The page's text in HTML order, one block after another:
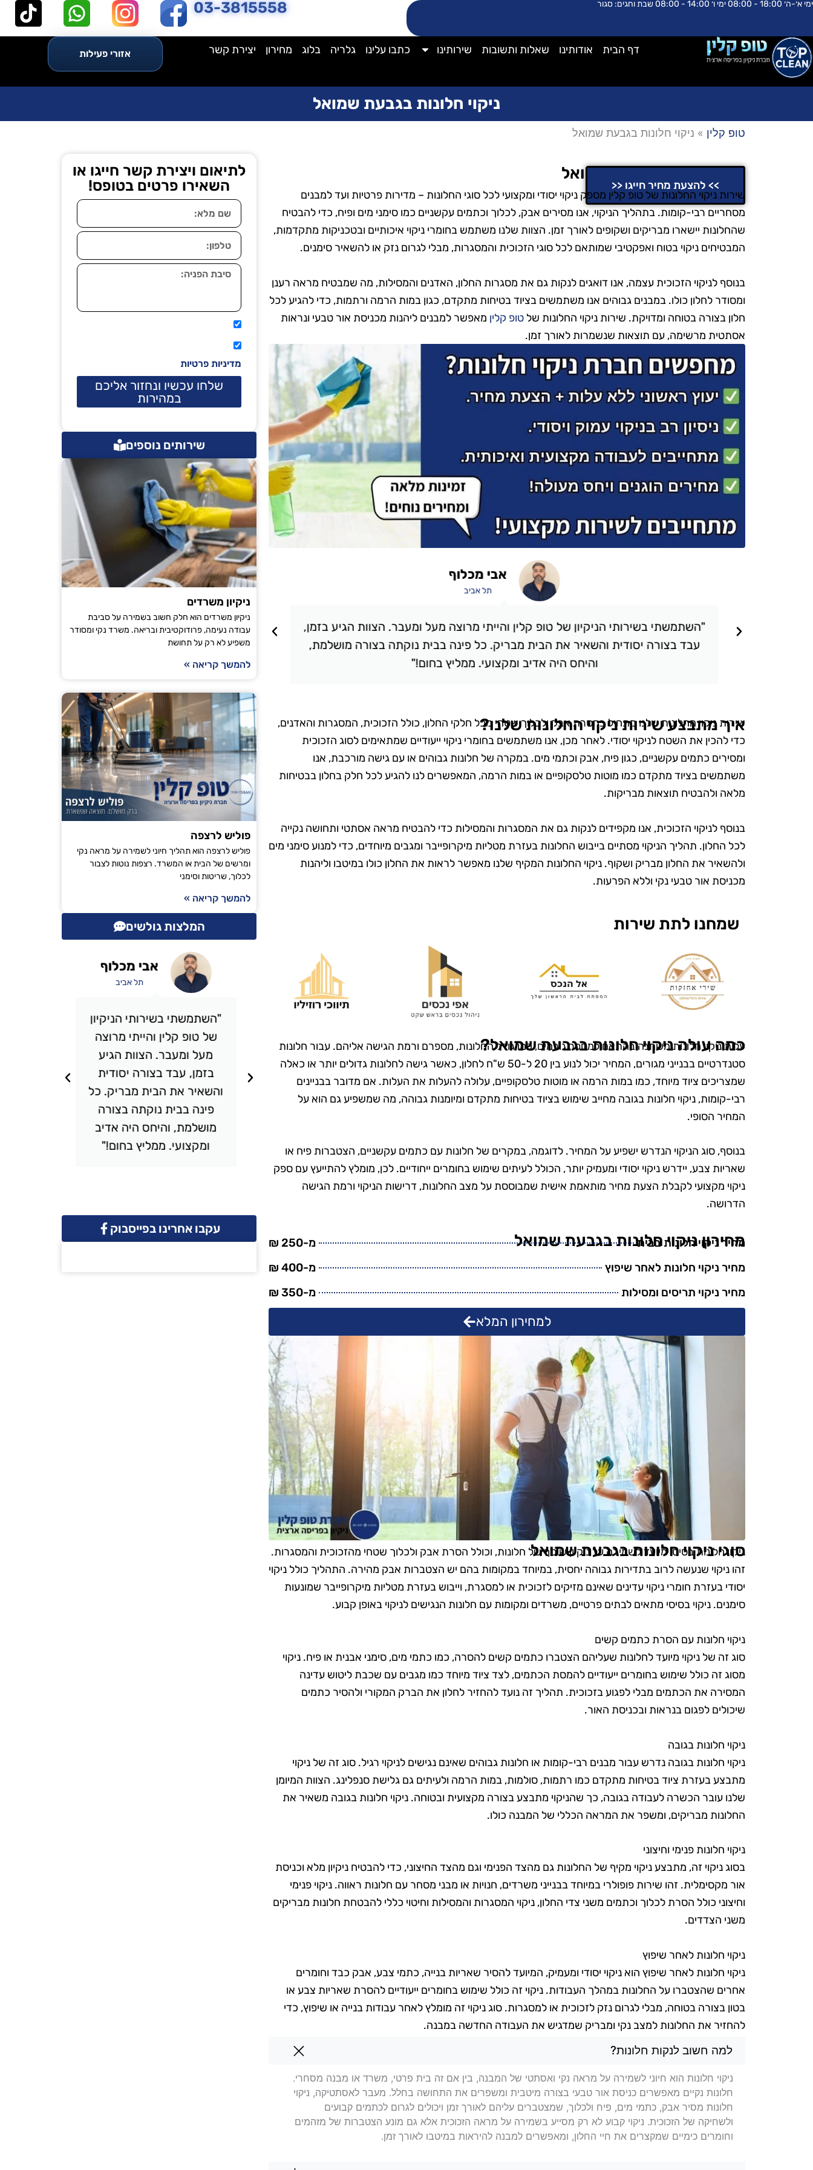
לתוכן
דילוג
ימי א׳-ה׳ 18:00 - 08:00 ימי ו׳ 14:00 - 08:00 שבת וחגים: סגור 03-3815558
דף הבית אודותינו שאלות ותשובות שירותינו כתבו עלינו גלריה בלוג מחירון יצירת קשר אזורי פעילות
ניקוי חלונות בגבעת שמואל
טופ קלין » ניקוי חלונות בגבעת שמואל
ניקוי חלונות בגבעת שמואל
>> להצעת מחיר חייגו <<
שירות ניקוי החלונות של טופ קלין מספק ניקוי יסודי ומקצועי לכל סוגי החלונות – מדירות פרטיות ועד למבנים
מסחריים רבי-קומות. בתהליך הניקוי, אנו מסירים אבק, לכלוך וכתמים עקשניים כמו סימני מים ופיח, כדי להבטיח
שהחלונות יישארו מבריקים ושקופים לאורך זמן. הצוות שלנו משתמש בחומרי ניקוי איכותיים ובטכניקות מתקדמות,
המבטיחים ניקוי בטוח ואפקטיבי שמותאם לכל סוגי הזכוכית והמסגרות, מבלי לגרום נזק או להשאיר סימנים.
בנוסף לניקוי הזכוכית עצמה, אנו דואגים לנקות גם את מסגרות החלון, האדנים והמסילות, מה שמבטיח מראה רענן
ומסודר לחלון כולו. במבנים גבוהים אנו משתמשים בציוד בטיחות מתקדם, כגון במות הרמה ורתמות, כדי להגיע לכל
חלון בצורה בטוחה ומדויקת. שירות ניקוי החלונות של טופ קלין מאפשר למבנים ליהנות מכניסת אור טבעי ונראות
אסתטית מרשימה, עם תוצאות שנשמרות לאורך זמן.
"השתמשתי בשירותי הניקיון של טופ קלין והייתי מרוצה מעל ומעבר. הצוות הגיע בזמן,
עבד בצורה יסודית והשאיר את הבית מבריק. כל פינה בבית נוקתה בצורה מושלמת,
והיחס היה אדיב ומקצועי. ממליץ בחום!"
אבי מכלוף
תל אביב
"אני עובדת עם טופ קלין כבר מספר חודשים וכל
מגיע בזמן, הניקיון יסודי והבית מרגיש רענן ונקי.
איך מתבצע שירות ניקוי החלונות שלנו?
שירות ניקוי החלונות שלנו מתחיל בהסרת אבק ולכלוך שטחי מכל חלקי החלון, כולל הזכוכית, המסגרות והאדנים,
כדי להכין את השטח לניקוי יסודי. לאחר מכן, אנו משתמשים בחומרי ניקוי ייעודיים שמתאימים לסוג הזכוכית
ומסירים כתמים עקשניים, כגון פיח, אבק וכתמי מים. במקרה של חלונות גבוהים או עם גישה מורכבת, אנו
משתמשים בציוד מתקדם כמו מוטות טלסקופיים או במות הרמה, המאפשרים לנו להגיע לכל חלק בחלון בבטיחות
מלאה ולהבטיח תוצאות מבריקות.
בנוסף לניקוי הזכוכית, אנו מקפידים לנקות גם את המסגרות והמסילות כדי להבטיח מראה אסתטי ותחושה נקייה
לכל החלון. תהליך הניקוי מסתיים בייבוש החלונות בעזרת מטליות מיקרופייבר ומגבים מיוחדים, כדי למנוע סימני מים
ולהשאיר את החלון מבריק ושקוף. ניקוי החלונות המקיף שלנו מאפשר לראות את החלון כולו במיטבו וליהנות
מכניסת אור טבעי נקי וללא הפרעות.
שמחנו לתת שירות
כמה עולה ניקוי חלונות בגבעת שמואל?
עלות ניקוי חלונות משתנה בהתאם למספר גורמים, כמו גודל החלונות, מספרם ורמת הגישה אליהם. עבור חלונות
סטנדרטיים בבנייני מגורים, המחיר יכול לנוע בין 20 ל-50 ש"ח לחלון, כאשר גישה לחלונות גדולים יותר או כאלה
שמצריכים ציוד מיוחד, כמו במות הרמה או מוטות טלסקופיים, עלולה להעלות את העלות. אם מדובר בבניינים
רבי-קומות, ניקוי חלונות בגובה מחייב שימוש בציוד בטיחות מתקדם ומיומנות גבוהה, מה שמשפיע גם הוא על
המחיר הסופי.
בנוסף, סוג הניקוי הנדרש ישפיע על המחיר. לדוגמה, במקרים של חלונות עם כתמים עקשניים, הצטברות פיח או
שאריות צבע, יידרש ניקוי יסודי ומעמיק יותר, הכולל לעיתים שימוש בחומרים ייחודיים. לכן, מומלץ להתייעץ עם ספק
ניקוי מקצועי לקבלת הצעת מחיר מותאמת אישית שמבוססת על מצב החלונות, דרישות הניקוי ורמת הגישה
הדרושה.
מחירון ניקוי חלונות בגבעת שמואל
מחיר ניקוי חלונות בבית
מ-250 ₪
מחיר ניקוי חלונות לאחר שיפוץ
מ-400 ₪
מחיר ניקוי תריסים ומסילות
מ-350 ₪
למחירון המלא
סוגי ניקוי חלונות בגבעת שמואל
ניקוי חלונות בסיסי מיועד לשמירה על ניקיון שוטף של חלונות, וכולל הסרת אבק ולכלוך שטחי מהזכוכית והמסגרות.
זהו ניקוי שנעשה לרוב בתדירות גבוהה יחסית, במיוחד במקומות בהם יש הצטברות אבק מהירה. התהליך כולל ניקוי
יסודי בעזרת חומרי ניקוי עדינים שאינם מזיקים לזכוכית או למסגרת, וייבוש בעזרת מטליות מיקרופייבר שמונעות
סימנים. ניקוי בסיסי מתאים לבתים פרטיים, משרדים ומקומות עם חלונות הנגישים לניקוי באופן קבוע.
ניקוי חלונות עם הסרת כתמים קשים
סוג זה של ניקוי מיועד לחלונות שעליהם הצטברו כתמים קשים להסרה, כמו כתמי מים, סימני אבנית או פיח. ניקוי
מסוג זה כולל שימוש בחומרים ייעודיים להמסת הכתמים, לצד ציוד מיוחד כמו מגבים עם שכבת ליטוש עדינה
המסירה את הכתמים מבלי לפגוע בזכוכית. תהליך זה נועד להחזיר לחלון את הברק המקורי ולהסיר כתמים
שיכולים לפגום בנראות ובכניסת האור.
ניקוי חלונות בגובה
ניקוי חלונות בגובה נדרש עבור מבנים רבי-קומות או חלונות גבוהים שאינם נגישים לניקוי רגיל. סוג זה של ניקוי
מתבצע בעזרת ציוד בטיחות מתקדם כמו רתמות, סולמות, במות הרמה ולעיתים גם גלישת סנפלינג. הצוות המיומן
שלנו עובר הכשרה לעבודה בגובה, כך שהניקוי מתבצע בצורה מקצועית ובטוחה. ניקוי חלונות בגובה משאיר את
החלונות מבריקים, ומשפר את המראה הכללי של המבנה כולו.
ניקוי חלונות פנימי וחיצוני
בסוג ניקוי זה, מתבצע ניקוי מקיף של החלונות גם מהצד הפנימי וגם מהצד החיצוני, כדי להבטיח ניקיון מלא וכניסת
אור מקסימלית. זהו שירות פופולרי במיוחד בבנייני משרדים, חנויות או מבני מסחר עם חלונות ראווה. ניקוי פנימי
וחיצוני כולל הסרת לכלוך וכתמים משני צדי החלון, ניקוי המסגרות והמסילות וחיטוי כללי להבטחת חלונות מבריקים
משני הצדדים.
ניקוי חלונות לאחר שיפוץ
ניקוי חלונות לאחר שיפוץ הוא ניקוי יסודי ומעמיק, המיועד להסיר שאריות בנייה, כתמי צבע, אבק כבד וחומרים
אחרים שהצטברו על החלונות במהלך העבודות. ניקוי זה כולל שימוש בחומרים ייעודיים להסרת שאריות צבע או
בטון בצורה בטוחה, מבלי לגרום נזק לזכוכית או למסגרות. סוג ניקוי זה מומלץ לאחר עבודות בנייה או שיפוץ, כדי
להחזיר את החלונות למצב נקי ומבריק שמדגיש את העבודה החדשה במבנה.
שאלות בנושא ניקוי חלונות בגבעת שמואל
למה חשוב לנקות חלונות?
ניקוי חלונות הוא חיוני לשמירה על מראה נקי ואסתטי של המבנה, בין אם זה בית פרטי, משרד או מבנה מסחרי.
חלונות נקיים מאפשרים כניסת אור טבעי בצורה מיטבית ומשפרים את התחושה בחלל. מעבר לאסתטיקה, ניקוי
חלונות מסיר אבק, כתמי מים, פיח ולכלוך, שמצטברים עליהם לאורך זמן ויכולים לגרום לכתמים קבועים
ולשחיקה של הזכוכית. ניקוי קבוע לא רק מסייע בשמירה על מראה הזכוכית אלא גם מונע הצטברות של מזהמים
וחומרים כימיים שמקצרים את חיי החלון, ומאפשרים למבנה להיראות במיטבו לאורך זמן.
לתיאום ויצירת קשר חייגו או
השאירו פרטים בטופס!
מדיניות פרטיות
שלחו עכשיו ונחזור אליכם
במהירות
שירותים נוספים
ניקיון משרדים
ניקיון משרדים הוא חלק חשוב בשמירה על סביבת
עבודה נעימה, פרודוקטיבית ובריאה. משרד נקי ומסודר
משפיע לא רק על תחושת
להמשך קריאה »
פוליש לרצפה
פוליש לרצפה הוא תהליך חיוני לשמירה על מראה נקי
ומרשים של הבית או המשרד. רצפות נוטות לצבור
לכלוך, שריטות וסימני
להמשך קריאה »
המלצות גולשים
"אני כל כך שמחה שמצאתי
את טופ קלין! הבית שלי
מעולם לא היה כל כך נקי
ומטופח. הם דאגו לכל
הפרטים הקטנים, וגם
הקפידו להשתמש בחומרים
היה נהדר, והמחיר היה הוגן.
אין ספק שאמשיך להשתמש
בשירותיהם."
שמרית סבג
המלצות טובות, ולא
בזמן, היה מאוד מקצועי
בהחלט אשתמש בשירותים
שלהם שוב בעתיד!"
רועי בן-דוד
"השתמשתי בשירותי הניקיון
של טופ קלין והייתי מרוצה
מעל ומעבר. הצוות הגיע
בזמן, עבד בצורה יסודית
והשאיר את הבית מבריק. כל
פינה בבית נוקתה בצורה
מושלמת, והיחס היה אדיב
ומקצועי. ממליץ בחום!"
אבי מכלוף
תל אביב
עקבו אחרינו בפייסבוק